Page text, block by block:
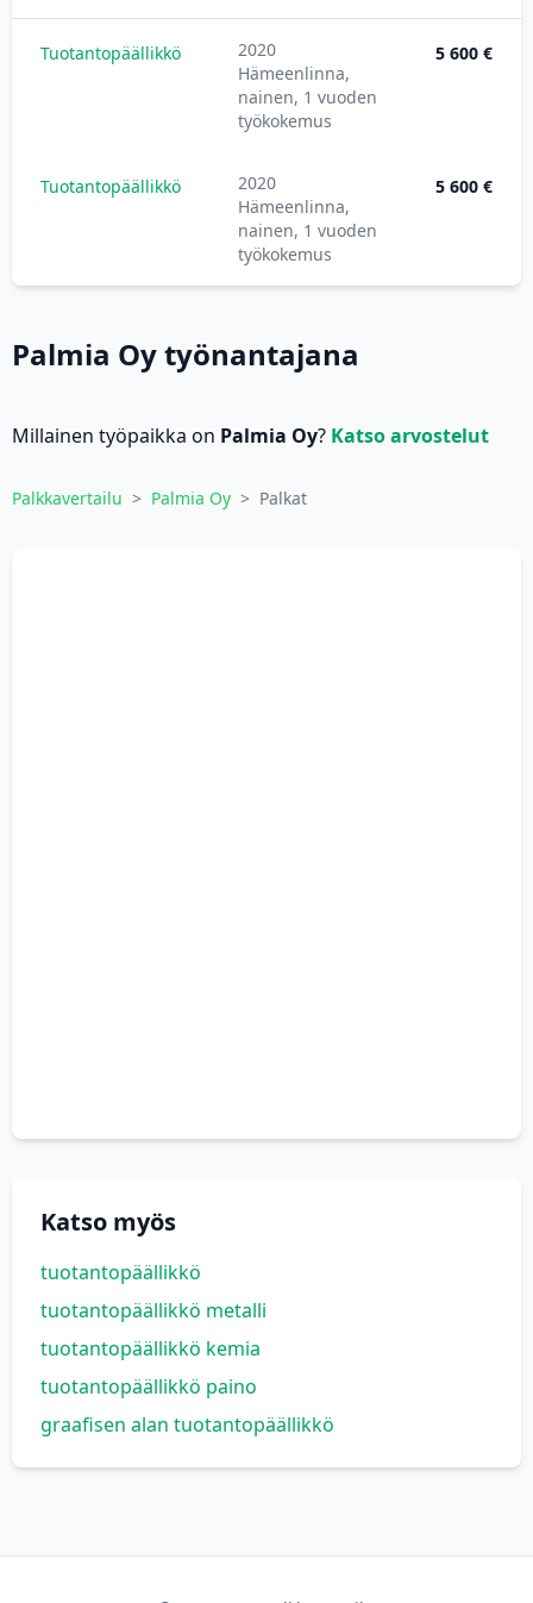
Tuotantopäällikkö
2020
Hämeenlinna,
nainen, 1 vuoden
työkokemus
5 600 €
Tuotantopäällikkö
2020
Hämeenlinna,
nainen, 1 vuoden
työkokemus
5 600 €
Palmia Oy työnantajana
Millainen työpaikka on Palmia Oy? Katso arvostelut
Palkkavertailu > Palmia Oy > Palkat
Katso myös
tuotantopäällikkö
tuotantopäällikkö metalli
tuotantopäällikkö kemia
tuotantopäällikkö paino
graafisen alan tuotantopäällikkö